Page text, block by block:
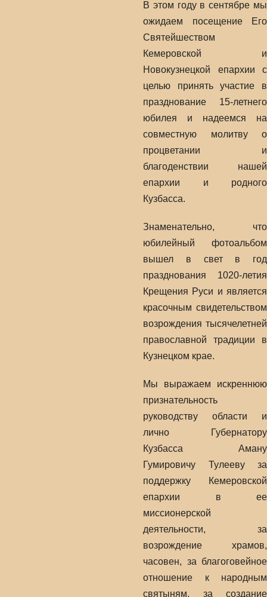
В этом году в сентябре мы
ожидаем посещение Его
Святейшеством
Кемеровской и
Новокузнецкой епархии с
целью принять участие в
празднование 15-летнего
юбилея и надеемся на
совместную молитву о
процветании и
благоденствии нашей
епархии и родного
Кузбасса.
Знаменательно, что
юбилейный фотоальбом
вышел в свет в год
празднования 1020-летия
Крещения Руси и является
красочным свидетельством
возрождения тысячелетней
православной традиции в
Кузнецком крае.
Мы выражаем искреннюю
признательность
руководству области и
лично Губернатору
Кузбасса Аману
Гумировичу Тулееву за
поддержку Кемеровской
епархии в ее
миссионерской
деятельности, за
возрождение храмов,
часовен, за благоговейное
отношение к народным
святыням, за создание